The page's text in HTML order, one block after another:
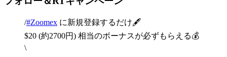
/#Zoomex に新規登録するだけ🖋️
$20 (約2700円) 相当のボーナスが必ずもらえる💰
\